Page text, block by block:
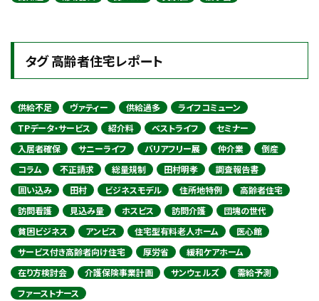
タグ 高齢者住宅レポート
供給不足 ヴァティー 供給過多
ライフコミューン
TPデータ・サービス
紹介料 ベストライフ
セミナー
入居者確保
サニーライフ バリアフリー展 仲介業
倒産
コラム
不正請求 総量規制 田村明孝
調査報告書
囲い込み
田村 ビジネスモデル 住所地特例
高齢者住宅
訪問看護
見込み量 ホスピス 訪問介護
団塊の世代
貧困ビジネス
アンビス 住宅型有料老人ホーム
医心館
サービス付き高齢者向け住宅
厚労省
緩和ケアホーム
在り方検討会
介護保険事業計画 サンウェルズ
需給予測
ファーストナース